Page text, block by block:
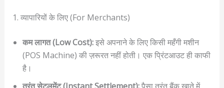
1. व्यापारियों के लिए (For Merchants)
कम लागत (Low Cost):इसे अपनाने के लिए किसी महँगी मशीन
(POS Machine) की ज़रूरत नहीं होती। एक प्रिंटआउट ही काफी
है।